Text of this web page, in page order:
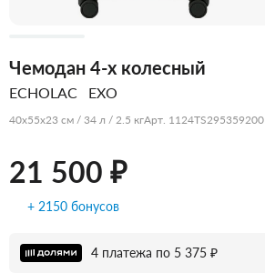
Чемодан 4-х колесный
ECHOLAC EXO
40x55x23 см / 34 л / 2.5 кгАрт. 1124TS295359200
21 500 ₽
+ 2150 бонусов
4 платежа по 5 375 ₽